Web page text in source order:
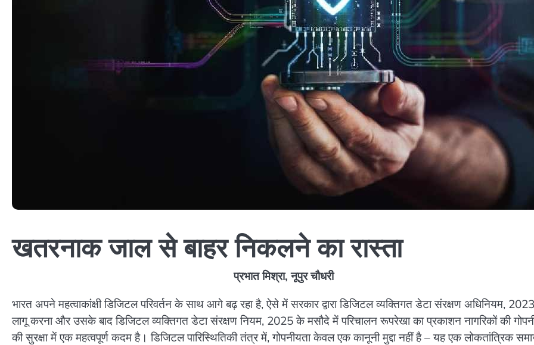
खतरनाक जाल से बाहर निकलने का रास्ता
प्रभात मिश्रा, नूपुर चौधरी
भारत अपने महत्वाकांक्षी डिजिटल परिवर्तन के साथ आगे बढ़ रहा है, ऐसे में सरकार द्वारा डिजिटल व्यक्तिगत डेटा संरक्षण अधिनियम,
लागू करना और उसके बाद डिजिटल व्यक्तिगत डेटा संरक्षण नियम, 2025 के मसौदे में परिचालन रूपरेखा का प्रकाशन नागरिकों की
की सुरक्षा में एक महत्वपूर्ण कदम है। डिजिटल पारिस्थितिकी तंत्र में, गोपनीयता केवल एक कानूनी मुद्दा नहीं है – यह एक लोकतांत्रिक